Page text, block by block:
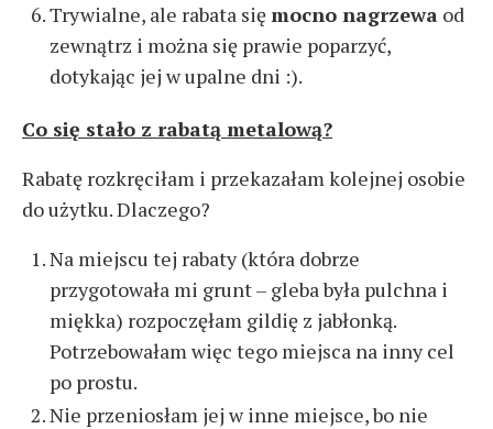
Trywialne, ale rabata sięmocno nagrzewa od
zewnątrz i można się prawie poparzyć,
dotykając jej w upalne dni :).
Co się stało z rabatą metalową?
Rabatę rozkręciłam i przekazałam kolejnej osobie
do użytku. Dlaczego?
Na miejscu tej rabaty (która dobrze
przygotowała mi grunt – gleba była pulchna i
miękka) rozpoczęłam gildię z jabłonką.
Potrzebowałam więc tego miejsca na inny cel
po prostu.
Nie przeniosłam jej w inne miejsce, bo nie